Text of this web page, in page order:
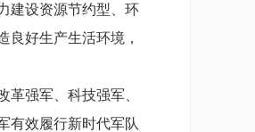
建设资源节约型、环
好生产生活环境，
强军、科技强军、
有效履行新时代军队